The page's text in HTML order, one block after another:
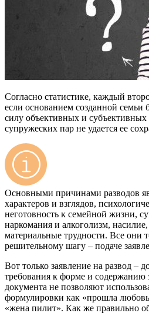
Согласно статистике, каждый
если основанием созданной семьи
силу объективных и
супружеских пар не удается ее
Основными причинами разводов
характеров и взглядов,
неготовность к семейной жизни,
наркомания и алкоголизм,
материальные трудности. Все они
решительному шагу – подаче
Вот только заявление на развод –
требования к форме и содержанию
документа не позволяют
формулировки как «прошла
«жена пилит». Как же правильно